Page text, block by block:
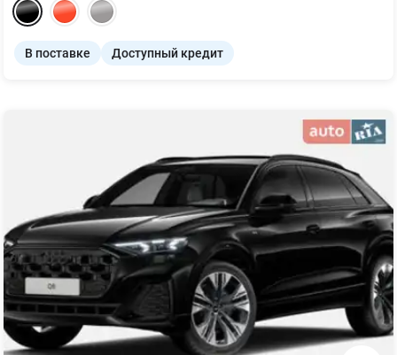
В поставке Доступный кредит